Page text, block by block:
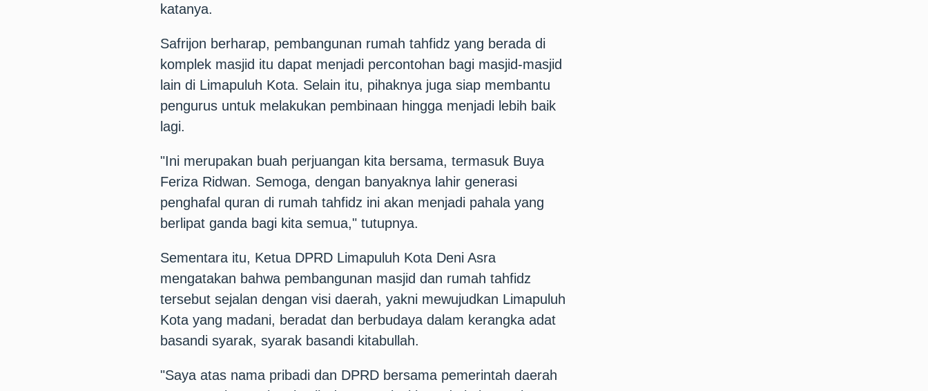
katanya.
Safrijon berharap, pembangunan rumah tahfidz yang berada di
komplek masjid itu dapat menjadi percontohan bagi masjid-masjid
lain di Limapuluh Kota. Selain itu, pihaknya juga siap membantu
pengurus untuk melakukan pembinaan hingga menjadi lebih baik
lagi.
"Ini merupakan buah perjuangan kita bersama, termasuk Buya
Feriza Ridwan. Semoga, dengan banyaknya lahir generasi
penghafal quran di rumah tahfidz ini akan menjadi pahala yang
berlipat ganda bagi kita semua," tutupnya.
Sementara itu, Ketua DPRD Limapuluh Kota Deni Asra
mengatakan bahwa pembangunan masjid dan rumah tahfidz
tersebut sejalan dengan visi daerah, yakni mewujudkan Limapuluh
Kota yang madani, beradat dan berbudaya dalam kerangka adat
basandi syarak, syarak basandi kitabullah.
"Saya atas nama pribadi dan DPRD bersama pemerintah daerah